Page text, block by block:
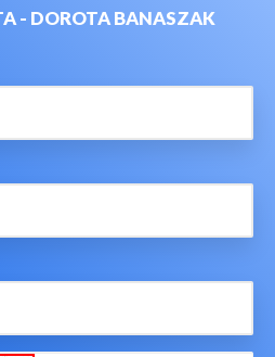
- DOROTA BANASZAK